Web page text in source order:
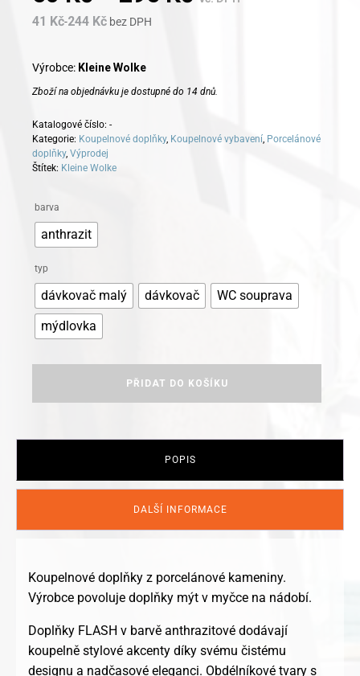
41 Kč-244 Kč bez DPH
Výrobce: Kleine Wolke
Zboží na objednávku je dostupné do 14 dnů.
Katalogové číslo: -
Kategorie: Koupelnové doplňky, Koupelnové vybavení, Porcelánové
doplňky, Výprodej
Štítek: Kleine Wolke
barva
anthrazit
typ
dávkovač malý dávkovač
WC souprava
mýdlovka
koupelnové
PŘIDAT DO KOŠÍKU
POPIS
DALŠÍ INFORMACE
Koupelnové doplňky z porcelánové kameniny.
Výrobce povoluje doplňky mýt v myčce na nádobí.
Doplňky FLASH v barvě anthrazitové dodávají
koupelně stylové akcenty díky svému čistému
designu a nadčasové eleganci. Obdélníkové tvary s